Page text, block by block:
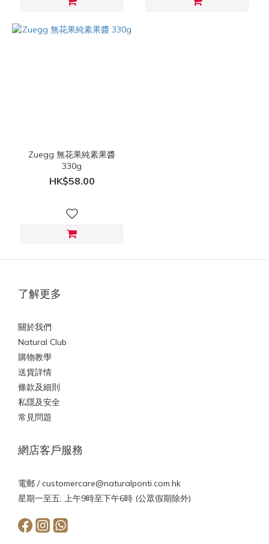
Zuegg 無花果純素果醬
330g
HK$58.00
了解更多
關於我們
Natural Club
購物教學
送貨詳情
條款及細則
私隱及安全
常見問題
網店客戶服務
電郵 /customercare@naturalponti.com.hk
星期一至五: 上午9時至下午6時 (公眾假期除外)